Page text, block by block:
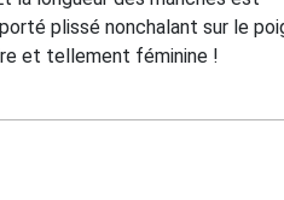
plissé nonchalant sur le
et tellement féminine !